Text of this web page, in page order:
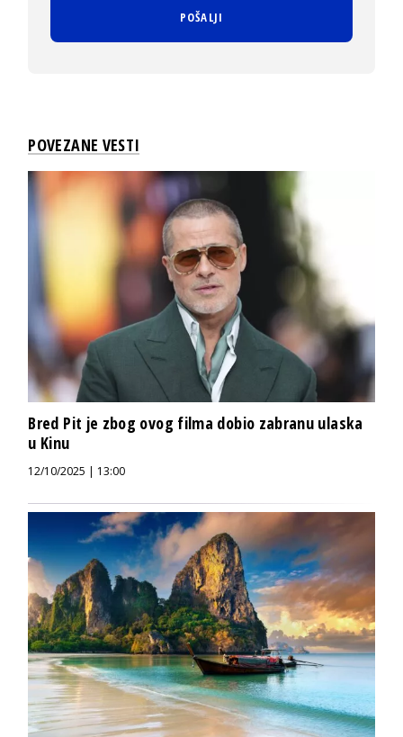
POVEZANE VESTI
Bred Pit je zbog ovog filma dobio zabranu ulaska
u Kinu
12/10/2025 | 13:00